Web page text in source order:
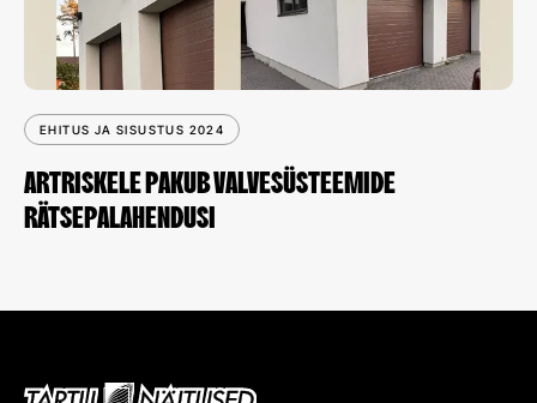
EHITUS JA SISUSTUS 2024
ARTRISKELE PAKUB VALVESÜSTEEMIDE
RÄTSEPALAHENDUSI